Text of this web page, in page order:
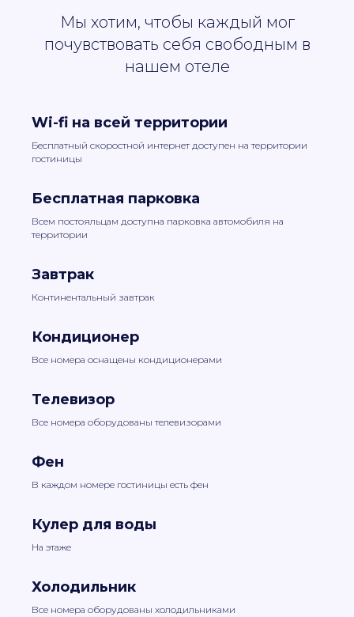
Мы хотим, чтобы каждый мог
почувствовать себя свободным в
нашем отеле
Wi-fi на всей территории
Бесплатный скоростной интернет доступен на территории
гостиницы
Бесплатная парковка
Всем постояльцам доступна парковка автомобиля на
территории
Завтрак
Континентальный завтрак
Кондиционер
Все номера оснащены кондиционерами
Телевизор
Все номера оборудованы телевизорами
Фен
В каждом номере гостиницы есть фен
Кулер для воды
На этаже
Холодильник
Все номера оборудованы холодильниками